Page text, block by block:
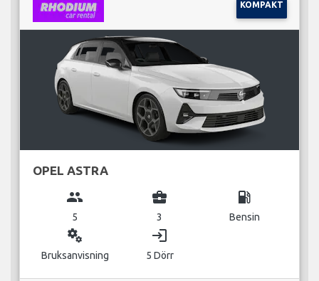
KOMPAKT
OPEL ASTRA
group
5
business_center
3
local_gas_station
Bensin
miscellaneous_services
Bruksanvisning
login
5 Dörr